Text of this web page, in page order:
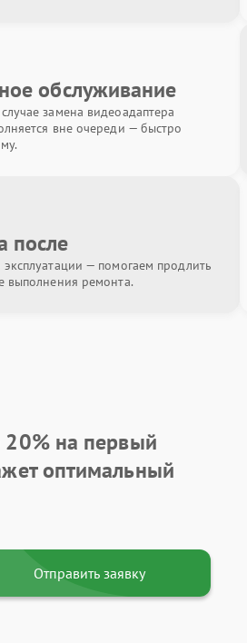
обслуживание
замена видеоадаптера
вне очереди — быстро
после
— помогаем продлить
выполнения ремонта.
20%на первый
оптимальный
Отправить заявку